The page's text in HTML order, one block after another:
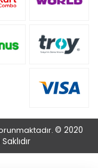
© 2020